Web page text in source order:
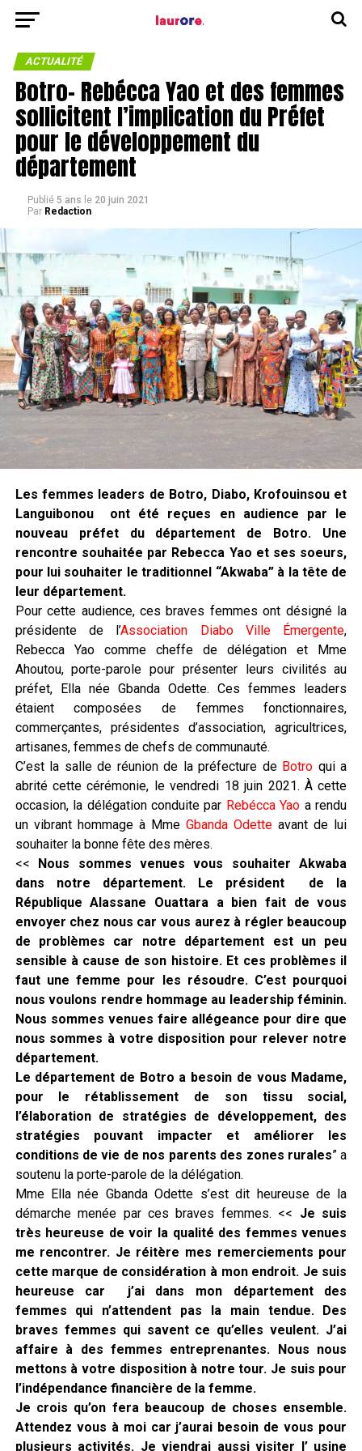
ACTUALITÉ
Botro- Rebécca Yao et des femmes
sollicitent l’implication du Préfet
pour le développement du
département
Publié 5 ans le 20 juin 2021
Par Redaction
Les femmes leaders de Botro, Diabo, Krofouinsou et
Languibonou ont été reçues en audience par le
nouveau préfet du département de Botro. Une
rencontre souhaitée par Rebecca Yao et ses soeurs,
pour lui souhaiter le traditionnel “Akwaba” à la tête de
leur département.
Pour cette audience, ces braves femmes ont désigné la
présidente de l’Association Diabo Ville Émergente,
Rebecca Yao comme cheffe de délégation et Mme
Ahoutou, porte-parole pour présenter leurs civilités au
préfet, Ella née Gbanda Odette. Ces femmes leaders
étaient composées de femmes fonctionnaires,
commerçantes, présidentes d’association, agricultrices,
artisanes, femmes de chefs de communauté.
C’est la salle de réunion de la préfecture de Botro qui a
abrité cette cérémonie, le vendredi 18 juin 2021. À cette
occasion, la délégation conduite par Rebécca Yao a rendu
un vibrant hommage à MmeGbanda Odette avant de lui
souhaiter la bonne fête des mères.
<<
Nous sommes venues vous souhaiter Akwaba
dans notre département. Le président de la
République Alassane Ouattara a bien fait de vous
envoyer chez nous car vous aurez à régler beaucoup
de problèmes car notre département est un peu
sensible à cause de son histoire. Et ces problèmes il
faut une femme pour les résoudre. C’est pourquoi
nous voulons rendre hommage au leadership féminin.
Nous sommes venues faire allégeance pour dire que
nous sommes à votre disposition pour relever notre
département.
Le département de Botro a besoin de vous Madame,
pour le rétablissement de son tissu social,
l’élaboration de stratégies de développement, des
stratégies pouvant impacter et améliorer les
conditions de vie de nos parents des zones rurales” a
soutenu la porte-parole de la délégation.
Mme Ella née Gbanda Odette s’est dit heureuse de la
démarche menée par ces braves femmes. << Je suis
très heureuse de voir la qualité des femmes venues
me rencontrer. Je réitère mes remerciements pour
cette marque de considération à mon endroit. Je suis
heureuse car j’ai dans mon département des
femmes qui n’attendent pas la main tendue. Des
braves femmes qui savent ce qu’elles veulent. J’ai
affaire à des femmes entreprenantes. Nous nous
mettons à votre disposition à notre tour. Je suis pour
l’indépendance financière de la femme.
Je crois qu’on fera beaucoup de choses ensemble.
Attendez vous à moi car j’aurai besoin de vous pour
plusieurs activités. Je viendrai aussi visiter l’ usine